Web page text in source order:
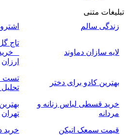
تبلیغات متنی
زندگی سالم
لایه سازان دماوند
تاج
_
ارزان
بهترین کادو برای دختر
تست
تحلیل
خرید قسطی لباس زنانه و
مردانه
تهران
قیمت سمعک اتیکن
خرید